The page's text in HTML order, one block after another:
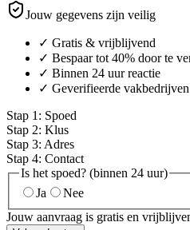
Jouw gegevens zijn veilig
✓ Gratis & vrijblijvend
✓ Bespaar tot 40% door te
✓ Binnen 24 uur reactie
✓ Geverifieerde vakbedrijven
Stap 1 : Spoed
Stap 2: Klus
Stap 3: Adres
Stap 4: Contact
Is het spoed? (binnen 24 uur)
Ja
Nee
Jouw aanvraag is gratis en